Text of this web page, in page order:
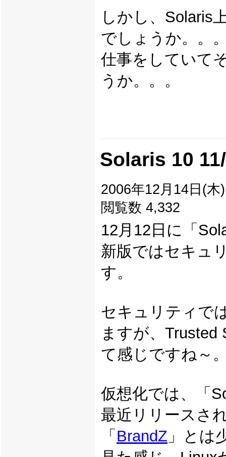
しかし、Solaris
でしょうか。。
仕事をしていて
うか。。。
Solaris 10
2006年12月14日(木
閲覧数 4,332
12月12日に「
新版ではセキュ
す。
セキュリティで
ますが、
て感じですね～
仮想化では、「
最近リリースさ
「 BrandZ 」とは